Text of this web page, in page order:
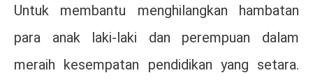
Untuk membantu menghilangkan hambatan
para anak laki-laki dan perempuan dalam
meraih kesempatan pendidikan yang setara.